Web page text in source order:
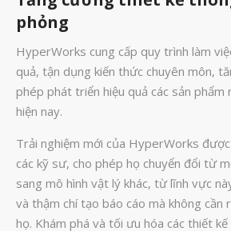
Máy In
Nghiệp
Bio
Máy In
Phân
3D_Altair
Phần
phỏng
HyperWorks cung cấp quy trình làm
quả, tận dụng kiến thức chuyên môn,
phép phát triển hiệu quả các sản phẩm
hiện nay.
Trải nghiệm mới của HyperWorks
các kỹ sư, cho phép họ chuyển đổi từ
sang mô hình vật lý khác, từ lĩnh vực
và thậm chí tạo báo cáo mà không cần
họ. Khám phá và tối ưu hóa các thiết